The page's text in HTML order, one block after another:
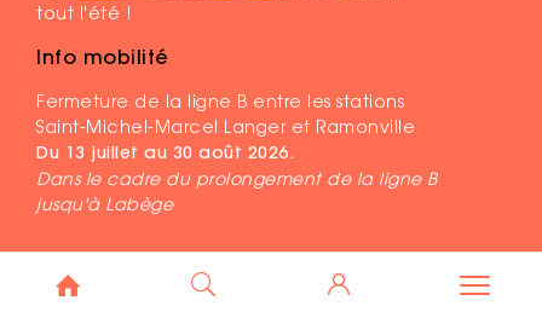
tout l'été !
Info mobilité
Fermeture de la ligne B entre les stations
Saint-Michel-Marcel Langer et Ramonville
Du 13 juillet au 30 août 2026.
Dans le cadre du prolongement de la ligne B
jusqu'à Labège
MENTIONS LÉGALES
DR ©COMMUNAUTÉ D'UNIVERSITÉS ET ÉTABLISSEMENTS DE